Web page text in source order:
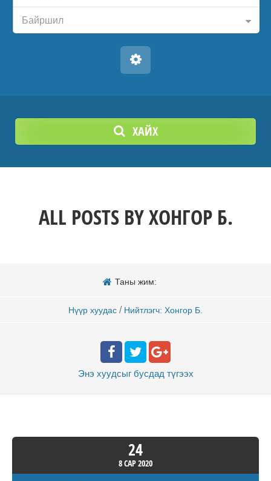
Байршил
ХАЙХ
ALL POSTS BYХОНГОР Б.
Таны жим:
Нүүр хуудас / Нийтлэгч: Хонгор Б.
Энэ хуудсыг бусдад түгээх
24
8 САР2020